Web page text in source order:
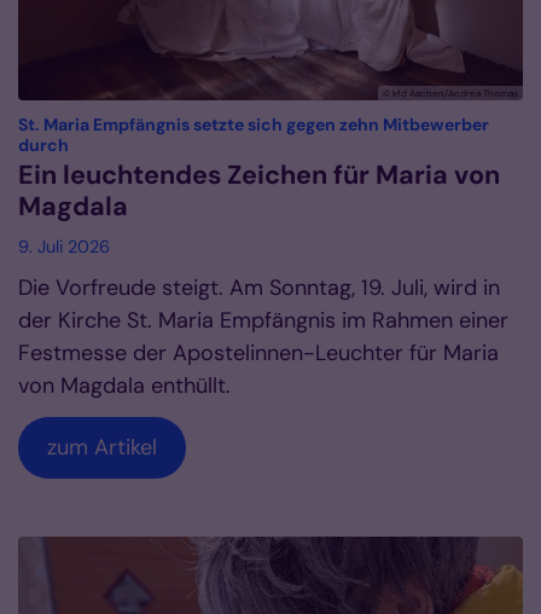
© kfd Aachen/Andrea Thomas
St. Maria Empfängnis setzte sich gegen zehn Mitbewerber
durch
Ein leuchtendes Zeichen für Maria von
Magdala
9. Juli 2026
Die Vorfreude steigt. Am Sonntag, 19. Juli, wird in
der Kirche St. Maria Empfängnis im Rahmen einer
Festmesse der Apostelinnen-Leuchter für Maria
von Magdala enthüllt.
zum Artikel